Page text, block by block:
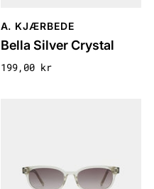
A. KJÆRBEDE
Bella Silver Crystal
199,00 kr